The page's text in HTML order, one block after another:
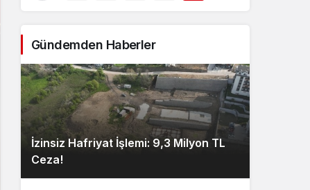
Gündemden Haberler
İzinsiz Hafriyat İşlemi: 9,3 Milyon TL
Ceza!